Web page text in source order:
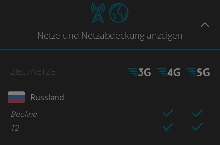
Netze und Netzabdeckung anzeigen
ZIEL /NETZE
Russland
Beeline
T2